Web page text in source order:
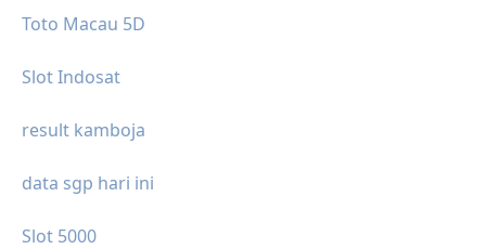
Toto Macau 5D
Slot Indosat
result kamboja
data sgp hari ini
Slot 5000